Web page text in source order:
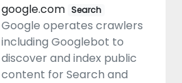
google.com Search
Google operates crawlers
including Googlebot to
discover and index public
content for Search and